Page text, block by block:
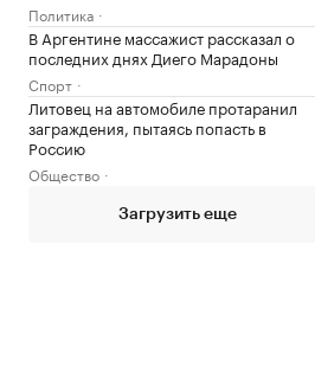
Политика
В Аргентине массажист рассказал о
последних днях Диего Марадоны
Спорт
Литовец на автомобиле протаранил
заграждения, пытаясь попасть в
Россию
Общество
Загрузить еще